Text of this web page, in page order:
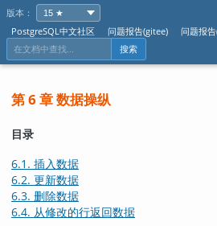
版本：
PostgreSQL中文社区
问题报告(gitee) 问题报
搜索
第 6 章 数据操纵
目录
6.1. 插入数据
6.2. 更新数据
6.3. 删除数据
6.4. 从修改的行返回数据